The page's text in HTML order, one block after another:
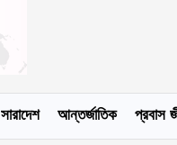
সারাদেশ আন্তর্জাতিক প্রবাস